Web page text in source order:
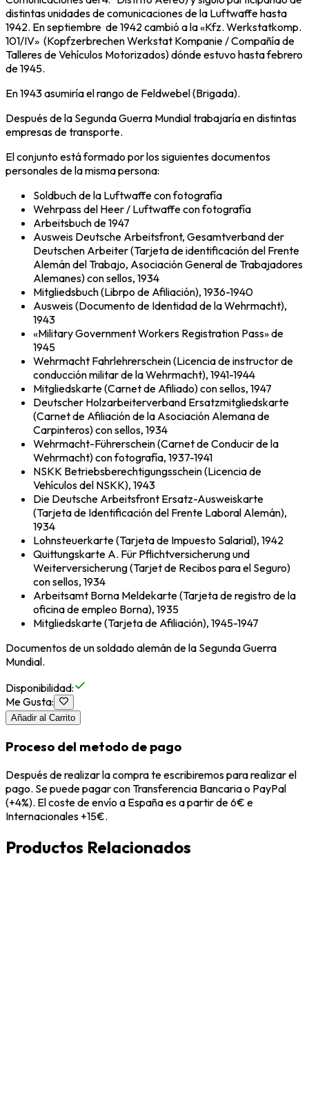
distintas unidades de comunicaciones de la Luftwaffe hasta
1942. En septiembre de 1942 cambió a la «Kfz. Werkstatkomp.
101/IV» (Kopfzerbrechen Werkstat Kompanie / Compañía de
Talleres de Vehículos Motorizados) dónde estuvo hasta febrero
de 1945.
En 1943 asumiría el rango de Feldwebel (Brigada).
Después de la Segunda Guerra Mundial trabajaría en distintas
empresas de transporte.
El conjunto está formado por los siguientes documentos
personales de la misma persona:
Soldbuch de la Luftwaffe con fotografía
Wehrpass del Heer / Luftwaffe con fotografía
Arbeitsbuch de 1947
Ausweis Deutsche Arbeitsfront, Gesamtverband der
Deutschen Arbeiter (Tarjeta de identificación del Frente
Alemán del Trabajo, Asociación General de Trabajadores
Alemanes) con sellos, 1934
Mitgliedsbuch (Librpo de Afiliación), 1936-1940
Ausweis (Documento de Identidad de la Wehrmacht),
1943
«Military Government Workers Registration Pass» de
1945
Wehrmacht Fahrlehrerschein (Licencia de instructor de
conducción militar de la Wehrmacht), 1941-1944
Mitgliedskarte (Carnet de Afiliado) con sellos, 1947
Deutscher Holzarbeiterverband Ersatzmitgliedskarte
(Carnet de Afiliación de la Asociación Alemana de
Carpinteros) con sellos, 1934
Wehrmacht-Führerschein (Carnet de Conducir de la
Wehrmacht) con fotografía, 1937-1941
NSKK Betriebsberechtigungsschein (Licencia de
Vehículos del NSKK), 1943
Die Deutsche Arbeitsfront Ersatz-Ausweiskarte
(Tarjeta de Identificación del Frente Laboral Alemán),
1934
Lohnsteuerkarte (Tarjeta de Impuesto Salarial), 1942
Quittungskarte A. Für Pflichtversicherung und
Weiterversicherung (Tarjet de Recibos para el Seguro)
con sellos, 1934
Arbeitsamt Borna Meldekarte (Tarjeta de registro de la
oficina de empleo Borna), 1935
Mitgliedskarte (Tarjeta de Afiliación), 1945-1947
Documentos de un soldado alemán de la Segunda Guerra
Mundial.
Disponibilidad:
Me Gusta:
Añadir al Carrito
Proceso del metodo de pago
Después de realizar la compra te escribiremos para realizar el
pago. Se puede pagar con Transferencia Bancaria o PayPal
(+4%). El coste de envío a España es a partir de 6€ e
Internacionales +15€.
Productos Relacionados